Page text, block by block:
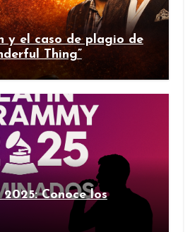
y el caso de plagio de
Thing”
Conoce los